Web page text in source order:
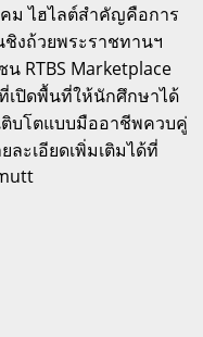
ม ไฮไลต์สำคัญคือการ
งถ้วยพระราชทานฯ
RTBS Marketplace
เปิดพื้นที่ให้นักศึกษาได้
ติบโตแบบมืออาชีพควบคู่
ะเอียดเพิ่มเติมได้ที่